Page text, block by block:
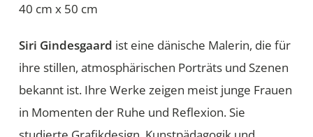
40 cm x 50 cm
Siri Gindesgaard ist eine dänische Malerin, die für
ihre stillen, atmosphärischen Porträts und Szenen
bekannt ist. Ihre Werke zeigen meist junge Frauen
in Momenten der Ruhe und Reflexion. Sie